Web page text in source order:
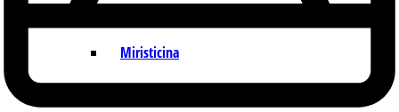
Mirceno
Miristicina